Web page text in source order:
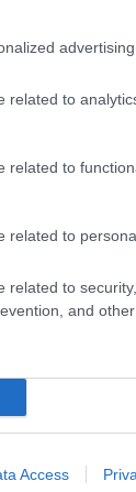
advertising.
related to
related to
related to
related to
and other
Access
azonban
a
kötet
Szó esik
az
is, hogy
körül, melyek